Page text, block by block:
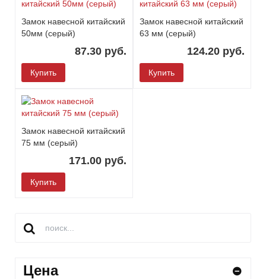
Замок навесной китайский
50мм (серый)
87.30 руб.
Купить
Замок навесной китайский
63 мм (серый)
124.20 руб.
Купить
Замок навесной китайский
75 мм (серый)
171.00 руб.
Купить
Цена